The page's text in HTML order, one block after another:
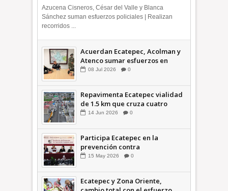
Azucena Cisneros, César del Valle y Blanca
Sánchez suman esfuerzos policiales | Realizan
recorridos ...
Acuerdan Ecatepec, Acolman y
Atenco sumar esfuerzos en
seguridad
08 Jul 2026 0
Repavimenta Ecatepec vialidad
de 1.5 km que cruza cuatro
comunidades +Video
14 Jun 2026 0
Participa Ecatepec en la
prevención contra
inundaciones en el Valle de
15 May 2026 0
Ecatepec y Zona Oriente,